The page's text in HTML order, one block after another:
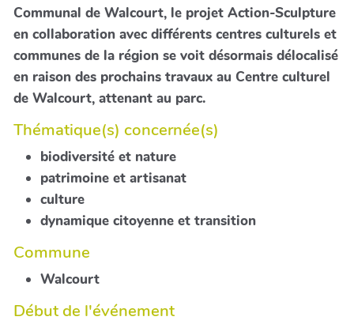
Communal de Walcourt, le projet Action-Sculpture
en collaboration avec différents centres culturels et
communes de la région se voit désormais délocalisé
en raison des prochains travaux au Centre culturel
de Walcourt, attenant au parc.
Thématique(s) concernée(s)
biodiversité et nature
patrimoine et artisanat
culture
dynamique citoyenne et transition
Commune
Walcourt
Début de l'événement